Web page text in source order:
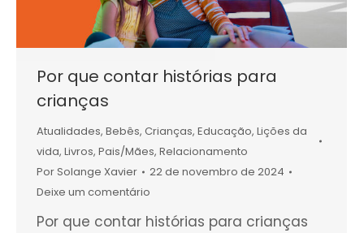
Por que contar histórias para
crianças
Atualidades, Bebês, Crianças, Educação, Lições da
vida, Livros, Pais/Mães, Relacionamento
PorSolange Xavier
22 de novembro de 2024
Deixe um comentário
Por que contar histórias para crianças